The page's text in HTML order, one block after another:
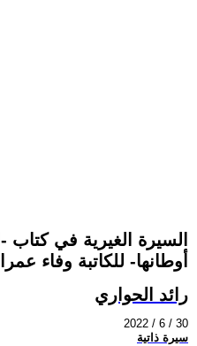
السيرة الغيرية في كتاب
أوطانها- للكاتبة وفاء
رائد الحواري
2022 / 6 / 30
سيرة ذاتية